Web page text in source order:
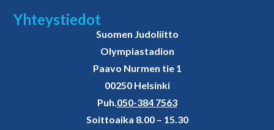
Yhteystiedot
Suomen Judoliitto
Olympiastadion
Paavo Nurmen tie 1
00250 Helsinki
Puh.050-384 7563
Soittoaika 8.00 – 15.30